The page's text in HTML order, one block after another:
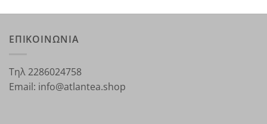
ΕΠΙΚΟΙΝΩΝΙΑ
Τηλ 2286024758
Email: info@atlantea.shop